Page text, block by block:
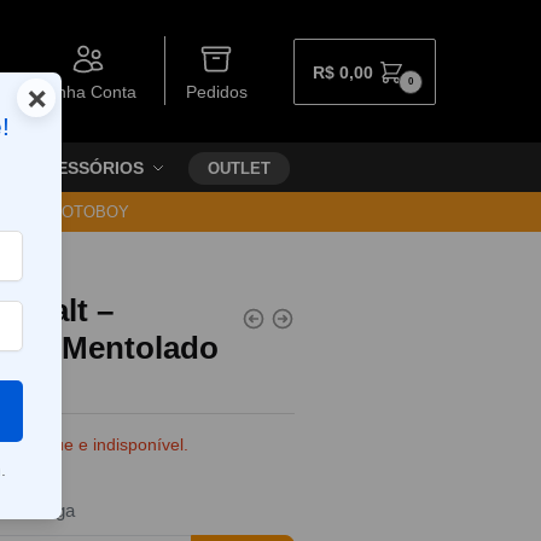
Minha Conta Pedidos
R$ 0,00 0
ACESSÓRIOS OUTLET
VIA MOTOBOY
Salt –
Mentolado
estoque e indisponível.
entrega
×